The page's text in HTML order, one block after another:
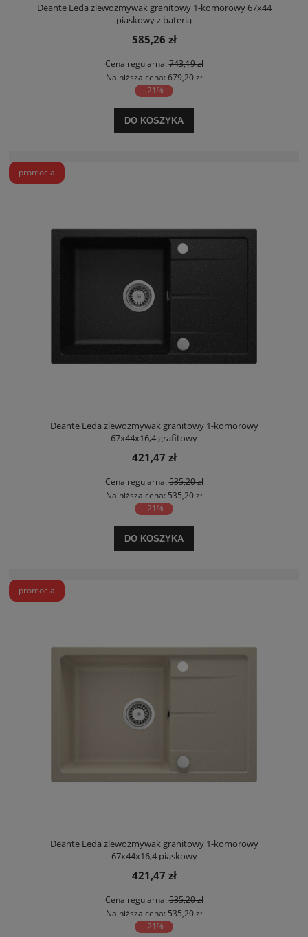
Deante Leda zlewozmywak granitowy 1-komorowy 67x44
piaskowy z baterią
585,26 zł
Cena regularna:743,19 zł
Najniższa cena: 679,20 zł
-21%
DO KOSZYKA
Deante Leda zlewozmywak granitowy 1-komorowy
67x44x16,4 grafitowy
421,47 zł
Cena regularna:535,20 zł
Najniższa cena: 535,20 zł
-21%
DO KOSZYKA
promocja
Deante Leda zlewozmywak granitowy 1-komorowy
67x44x16,4 piaskowy
421,47 zł
Cena regularna:535,20 zł
Najniższa cena: 535,20 zł
-21%
promocja